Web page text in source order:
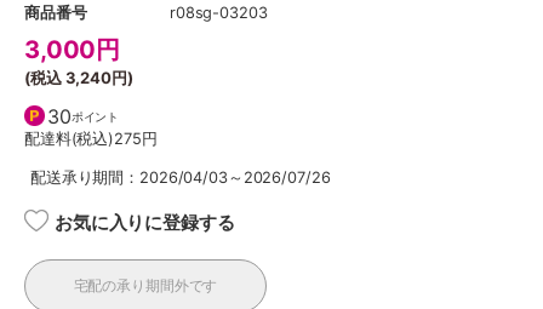
商品番号
r08sg-03203
3,000 円
(税込3,240円)
30ポイント
配達料(税込)275円
配送承り期間：2026/04/03～2026/07/26
お気に入りに登録する
宅配の承り期間外です